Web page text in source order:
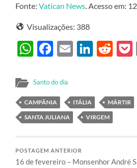
Fonte:Vatican News . Acesso em:
Visualizações: 388
WhatsApp
Facebook
Email
Santo do dia
CAMPÂNIA ITÁLIA MÁRTIR
SANTA JULIANA
VIRGEM
POSTAGEM ANTERIOR
16 de fevereiro – Monsenhor André